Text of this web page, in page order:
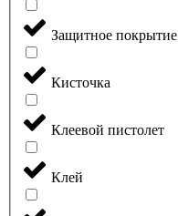
Защитное покрытие
Кисточка
Клеевой пистолет
Клей